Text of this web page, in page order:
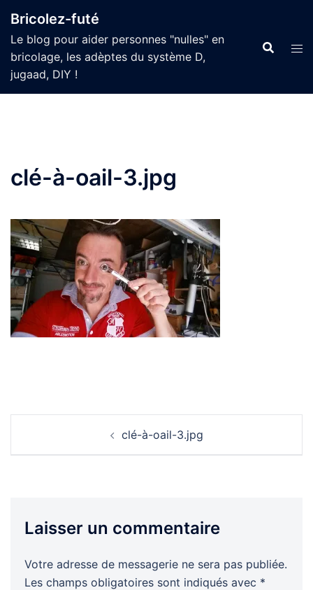
au
contenu
Bricolez-futé
Le blog pour aider personnes "nulles" en
bricolage, les adèptes du système D,
jugaad, DIY !
clé-à-oail-3.jpg
clé-à-oail-3.jpg
Laisser un commentaire
Votre adresse de messagerie ne sera pas publiée.
Les champs obligatoires sont indiqués avec *